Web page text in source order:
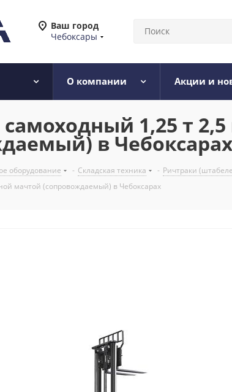
Ваш город
Чебоксары
О компании Акции и
1,25 т
в Чебоксарах
оборудование - Складская техника - Ричтраки
мачтой (сопровождаемый) в Чебоксарах